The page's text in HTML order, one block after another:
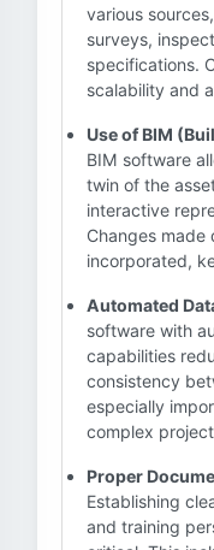
various
surveys,
specifications.
scalability and
Use of BIM
BIM software
twin of the
interactive
Changes made
incorporated,
Automated
software with
capabilities
consistency
especially
complex
Proper
Establishing
and training